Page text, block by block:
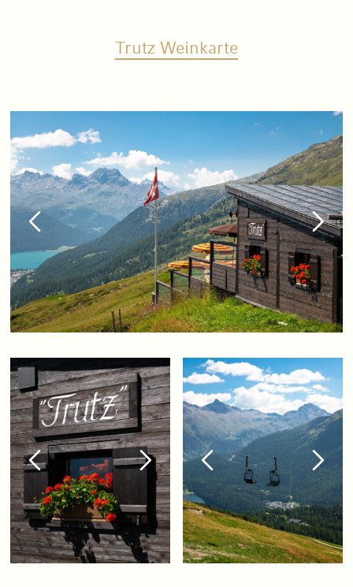
Trutz Weinkarte